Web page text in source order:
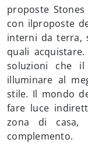
proposte
con ilproposte
interni da terra,
quali
soluzioni che
illuminare al
stile. Il mondo
fare luce
zona di
complemento.